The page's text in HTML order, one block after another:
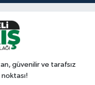
güvenilir ve tarafsız